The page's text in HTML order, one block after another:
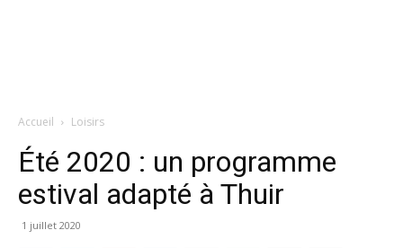
Accueil Loisirs
Été 2020 : un programme
estival adapté à Thuir
1 juillet 2020